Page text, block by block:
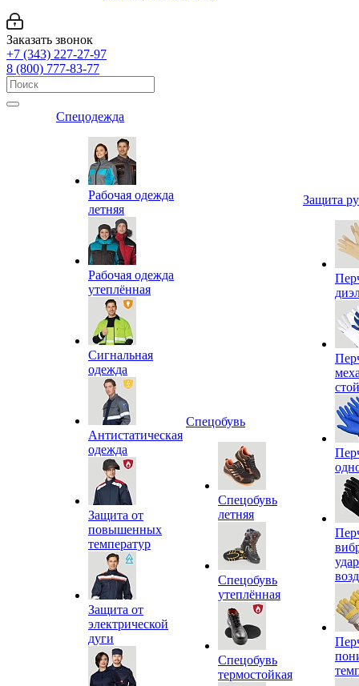
Заказать звонок
+7 (343) 227-27-97
8 (800) 777-83-77
Спецодежда
Рабочая одежда
летняя
Рабочая одежда
утеплённая
Сигнальная
одежда
Антистатическая
одежда
Защита от
повышенных
температур
Защита от
электрической
дуги
Спецобувь
Спецобувь
летняя
Спецобувь
утеплённая
Спецобувь
термостойкая
Защита